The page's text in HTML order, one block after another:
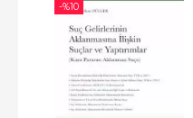
-%10